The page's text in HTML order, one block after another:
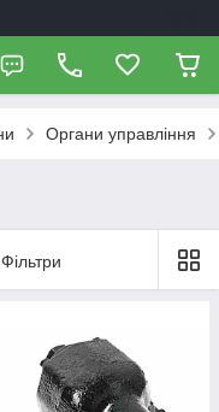
Органи управління
Фільтри